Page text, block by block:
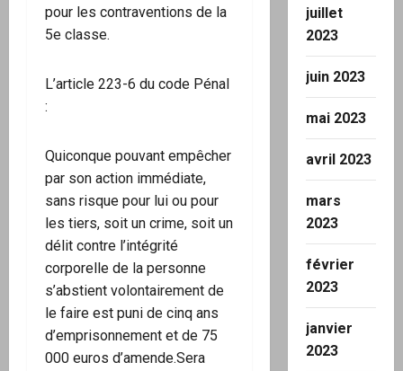
pour les contraventions de la
5e classe.
L’article 223-6 du code Pénal
:
Quiconque pouvant empêcher
par son action immédiate,
sans risque pour lui ou pour
les tiers, soit un crime, soit un
délit contre l’intégrité
corporelle de la personne
s’abstient volontairement de
le faire est puni de cinq ans
d’emprisonnement et de 75
000 euros d’amende.Sera
juillet
2023
juin 2023
mai 2023
avril 2023
mars
2023
février
2023
janvier
2023